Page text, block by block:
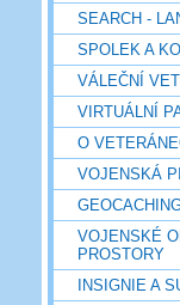
SEARCH -
SPOLEK A
VÁLEČNÍ
VIRTUÁLNÍ
O
VOJENSKÁ
VOJENSKÉ
PROSTORY
INSIGNIE A